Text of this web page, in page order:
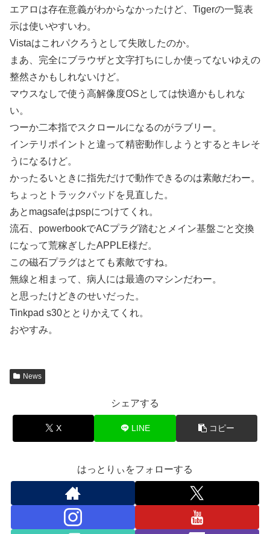
エアロは存在意義がわからなかったけど、Tigerの一覧表
示は使いやすいわ。
Vistaはこれパクろうとして失敗したのか。
まあ、完全にブラウザと文字打ちにしか使ってないゆえの
整然さかもしれないけど。
マウスなしで使う高解像度OSとしては快適かもしれな
い。
つーか二本指でスクロールになるのがラブリー。
インテリポイントと違って精密動作しようとするとキレそ
うになるけど。
かったるいときに指先だけで動作できるのは素敵だわー。
ちょっとトラックパッドを見直した。
あとmagsafeはpspにつけてくれ。
流石、powerbookでACプラグ踏むとメイン基盤ごと交換
になって荒稼ぎしたAPPLE様だ。
この磁石プラグはとても素敵ですね。
無線と相まって、病人には最適のマシンだわー。
と思ったけどきのせいだった。
Tinkpad s30ととりかえてくれ。
おやすみ。
News
シェアする
X LINE コピー
はっとりぃをフォローする